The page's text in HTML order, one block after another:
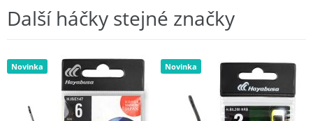
Další háčky stejné značky
Novinka Novinka